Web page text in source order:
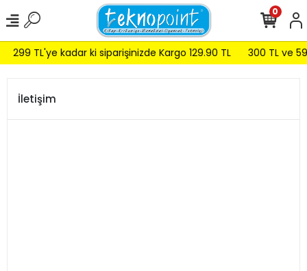
299 TL'ye kadar ki siparişinizde Kargo 129.90 TL 300 TL ve
0
İletişim